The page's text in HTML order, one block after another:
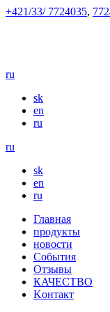
+421/33/ 7724035,
ru
sk
en
ru
ru
sk
en
ru
Глaвнaя
продукты
новости
События
Отзывы
КАЧЕСТВО
Kонтакт